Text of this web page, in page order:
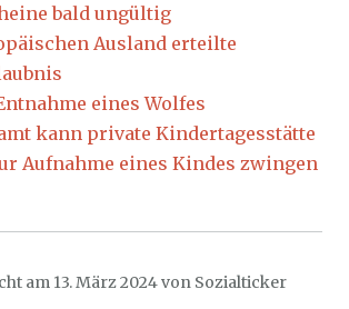
bald ungültig
Ausland erteilte
eines Wolfes
kann private Kindertagesstätte
Aufnahme eines Kindes zwingen
am 13. März 2024von Sozialticker